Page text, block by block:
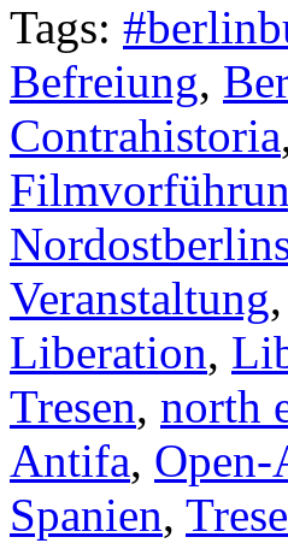
Tags:
Befreiung,
Contrahistoria
Veranstaltung,
Liberation,
Tresen, north
Antifa,
Spanien,